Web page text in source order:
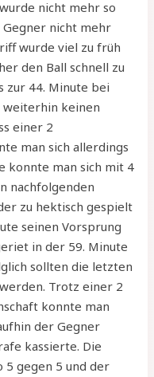
nicht mehr so
nicht mehr
wurde viel zu früh
den Ball schnell zu
zur 44. Minute bei
weiterhin keinen
einer 2
man sich allerdings
konnte man sich mit 4
nachfolgenden
zu hektisch gespielt
seinen Vorsprung
in der 59. Minute
sollten die letzten
Trotz einer 2
konnte man
der Gegner
kassierte. Die
5 gegen 5 und der